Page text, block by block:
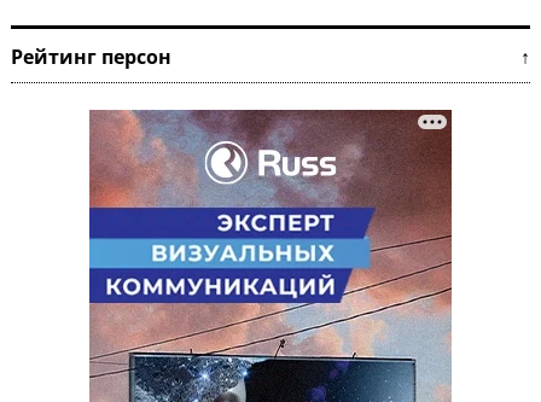
Рейтинг персон ↑